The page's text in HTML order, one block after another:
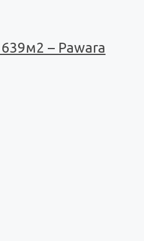
– Pawara